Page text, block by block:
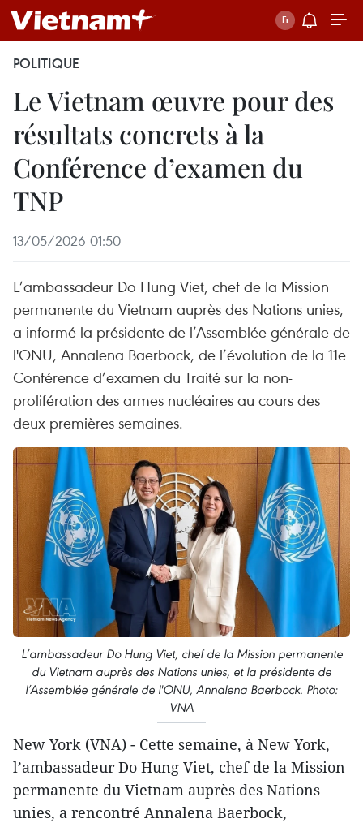
POLITIQUE
Le Vietnam œuvre pour des
résultats concrets à la
Conférence d’examen du
TNP
13/05/2026 01:50
L’ambassadeur Do Hung Viet, chef de la Mission
permanente du Vietnam auprès des Nations unies,
a informé la présidente de l’Assemblée générale de
l'ONU, Annalena Baerbock, de l’évolution de la 11e
Conférence d’examen du Traité sur la non-
prolifération des armes nucléaires au cours des
deux premières semaines.
L’ambassadeur Do Hung Viet, chef de la Mission permanente
du Vietnam auprès des Nations unies, et la présidente de
l’Assemblée générale de l'ONU, Annalena Baerbock. Photo:
VNA
New York (VNA) - Cette semaine, à New York,
l’ambassadeur Do Hung Viet, chef de la Mission
permanente du Vietnam auprès des Nations
unies, a rencontré Annalena Baerbock,